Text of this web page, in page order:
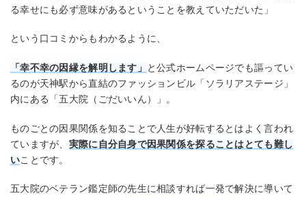
る幸せにも必ず意味があるということを教えていただいた」
という口コミからもわかるように、
「幸不幸の因縁を解明します」 と公式ホームページでも謳ってい
るのが天神駅から直結のファッションビル「ソラリアステージ」
内にある「五大院（ごだいいん）」。
ものごとの因果関係を知ることで人生が好転するとはよく言われ
ていますが、 実際に自分自身で因果関係を探ることはとても難し
いことです。
五大院のベテラン鑑定師の先生に相談すれば一発で解決に導いて